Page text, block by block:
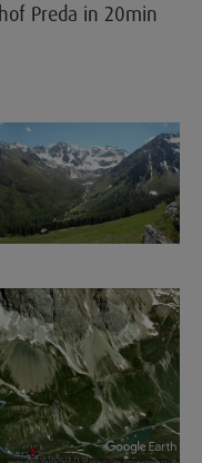
Preda in 20min